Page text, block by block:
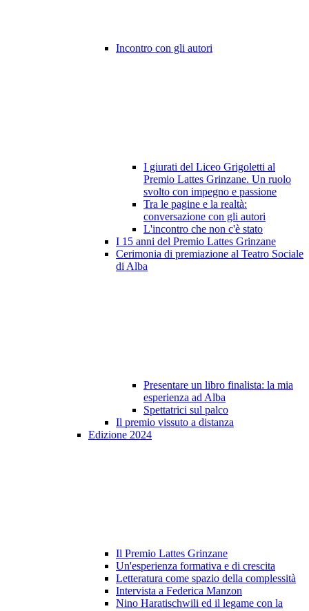
Incontro con gli autori
I giurati del Liceo Grigoletti al
Premio Lattes Grinzane. Un ruolo
svolto con impegno e passione
Tra le pagine e la realtà:
conversazione con gli autori
L'incontro che non c'è stato
I 15 anni del Premio Lattes Grinzane
Cerimonia di premiazione al Teatro Sociale
di Alba
Presentare un libro finalista: la mia
esperienza ad Alba
Spettatrici sul palco
Il premio vissuto a distanza
Edizione 2024
Il Premio Lattes Grinzane
Un'esperienza formativa e di crescita
Letteratura come spazio della complessità
Intervista a Federica Manzon
Nino Haratischwili ed il legame con la